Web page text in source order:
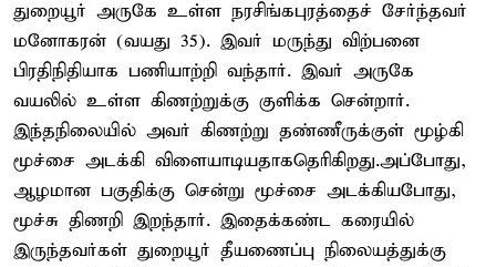
துறையூர் அருகே உள்ள நரசிங்கபுரத்தைச் சேர்ந்தவர்
மனோகரன் (வயது 35). இவர் மருந்து விற்பனை
பிரதிநிதியாக பணியாற்றி வந்தார். இவர் அருகே
வயலில் உள்ள கிணற்றுக்கு குளிக்க சென்றார்.
இந்தநிலையில் அவர் கிணற்று தண்ணீருக்குள் மூழ்கி
மூச்சை அடக்கி விளையாடியதாகதெரிகிறது.அப்போது,
ஆழமான பகுதிக்கு சென்று மூச்சை அடக்கியபோது,
மூச்சு திணறி இறந்தார். இதைக்கண்ட கரையில்
இருந்தவர்கள் துறையூர் தீயணைப்பு நிலையத்துக்கு